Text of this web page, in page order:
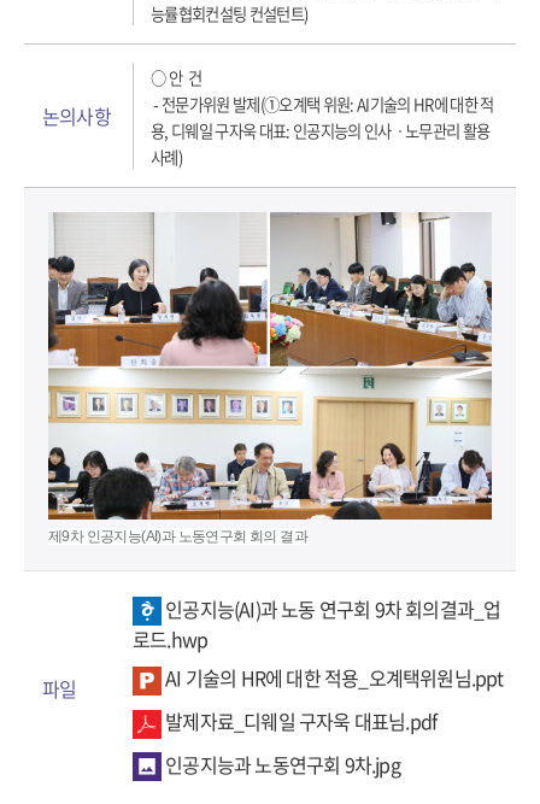
능률협회컨설팅 컨설턴트)
논의사항
○ 안 건
- 전문가위원 발제(➀오계택 위원: AI기술의 HR에 대한 적
용, 디웨일 구자욱 대표: 인공지능의 인사ㆍ노무관리 활용
사례)
제9차 인공지능(AI)과 노동연구회 회의 결과
파일
인공지능(AI)과 노동 연구회 9차 회의결과_업
로드.hwp
AI 기술의 HR에 대한 적용_오계택위원님.ppt
발제자료_디웨일 구자욱 대표님.pdf
인공지능과 노동연구회 9차.jpg